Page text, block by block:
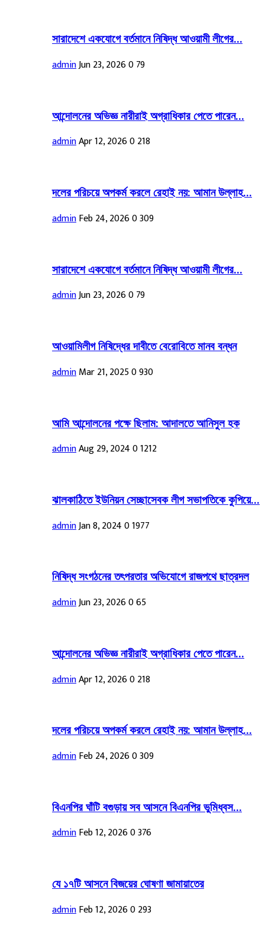
সারাদেশে একযোগে বর্তমানে নিষিদ্ধ আওয়ামী লীগের...
adminJun 23, 2026079
আন্দোলনের অভিজ্ঞ নারীরাই অগ্রাধিকার পেতে পারেন...
adminApr 12, 20260218
দলের পরিচয়ে অপকর্ম করলে রেহাই নয়: আমান উল্লাহ...
adminFeb 24, 20260309
সারাদেশে একযোগে বর্তমানে নিষিদ্ধ আওয়ামী লীগের...
adminJun 23, 2026079
আওয়ামিলীগ নিষিদ্ধের দাবীতে বেরোবিতে মানব বন্ধন
adminMar 21, 20250930
আমি আন্দোলনের পক্ষে ছিলাম: আদালতে আনিসুল হক
adminAug 29, 202401212
ঝালকাঠিতে ইউনিয়ন সেচ্ছাসেবক লীগ সভাপতিকে কুপিয়ে...
adminJan 8, 202401977
নিষিদ্ধ সংগঠনের তৎপরতার অভিযোগে রাজপথে ছাত্রদল
adminJun 23, 2026065
আন্দোলনের অভিজ্ঞ নারীরাই অগ্রাধিকার পেতে পারেন...
adminApr 12, 20260218
দলের পরিচয়ে অপকর্ম করলে রেহাই নয়: আমান উল্লাহ...
adminFeb 24, 20260309
বিএনপির ঘাঁটি বগুড়ায় সব আসনে বিএনপির ভুমিধ্বস...
adminFeb 12, 20260376
যে ১৭টি আসনে বিজয়ের ঘোষণা জামায়াতের
adminFeb 12, 20260293